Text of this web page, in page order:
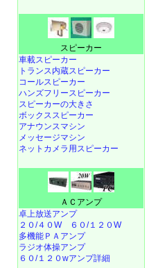
スピーカー
車載スピーカー
トランス内蔵スピーカー
コールスピーカー
ハンズフリースピーカー
スピーカーの大きさ
ボックススピーカー
アナウンスマシン
メッセージマシン
ネットカメラ用スピーカー
ＡＣアンプ
卓上放送アンプ
２０/４０W
６０/１２０W
多機能ＰＡアンプ
ラジオ体操アンプ
６０/１２０wアンプ詳細